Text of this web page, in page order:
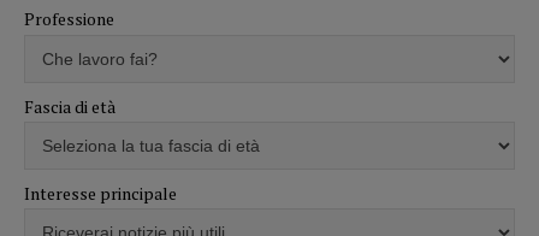
Professione
Fascia di età
Interesse principale